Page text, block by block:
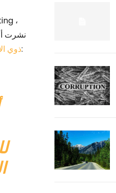
نشرت
ذويفي الحضانة ومرافق الطب النفسي في فرجينيا الغربية. وكالة الأسوشييتد برس لا تخجل من توضيح ما حدث: